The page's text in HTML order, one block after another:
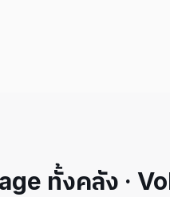
ทั้งคลัง ·